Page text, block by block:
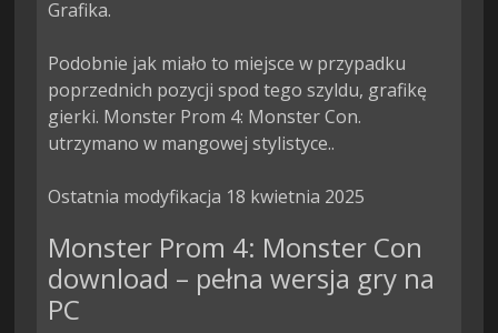
Grafika.
Podobnie jak miało to miejsce w przypadku
poprzednich pozycji spod tego szyldu, grafikę
gierki. Monster Prom 4: Monster Con.
utrzymano w mangowej stylistyce..
Ostatnia modyfikacja 18 kwietnia 2025
Monster Prom 4: Monster Con
download – pełna wersja gry na
PC